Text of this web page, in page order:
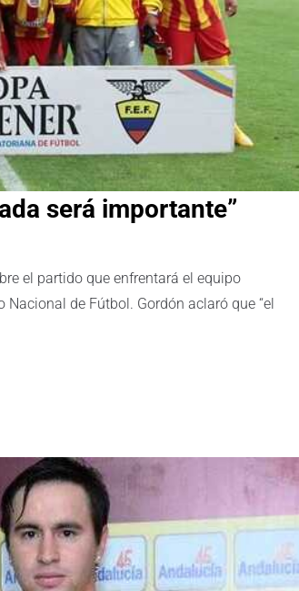
el partido que enfrentará el equipo
de Fútbol. Gordón aclaró que “el